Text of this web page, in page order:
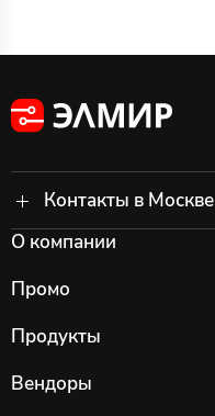
Контакты в Москве
О компании
Промо
Продукты
Вендоры